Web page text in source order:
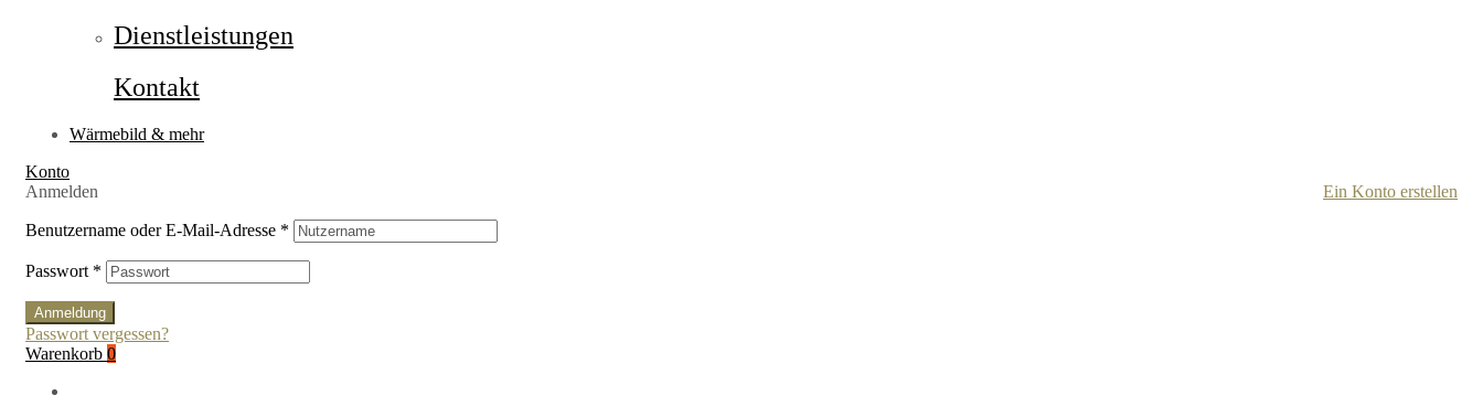
Dienstleistungen
Kontakt
Wärmebild & mehr
Konto
Anmelden
Ein Konto erstellen
Benutzername oder E-Mail-Adresse *
Passwort *
Anmeldung
Passwort vergessen?
Warenkorb 0